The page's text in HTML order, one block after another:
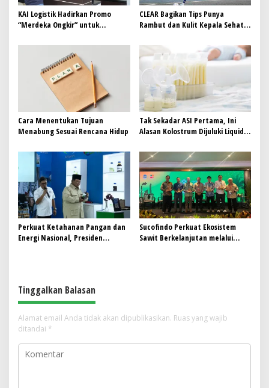
KAI Logistik Hadirkan Promo
“Merdeka Ongkir” untuk
CLEAR Bagikan Tips Punya
Rambut dan Kulit Kepala Sehat
Cara Menentukan Tujuan
Menabung Sesuai Rencana Hidup
Tak Sekadar ASI Pertama, Ini
Alasan Kolostrum Dijuluki Liquid
Perkuat Ketahanan Pangan dan
Energi Nasional, Presiden
Sucofindo Perkuat Ekosistem
Sawit Berkelanjutan melalui
Tinggalkan Balasan
Alamat email Anda tidak akan dipublikasikan. Ruas yang wajib
ditandai *